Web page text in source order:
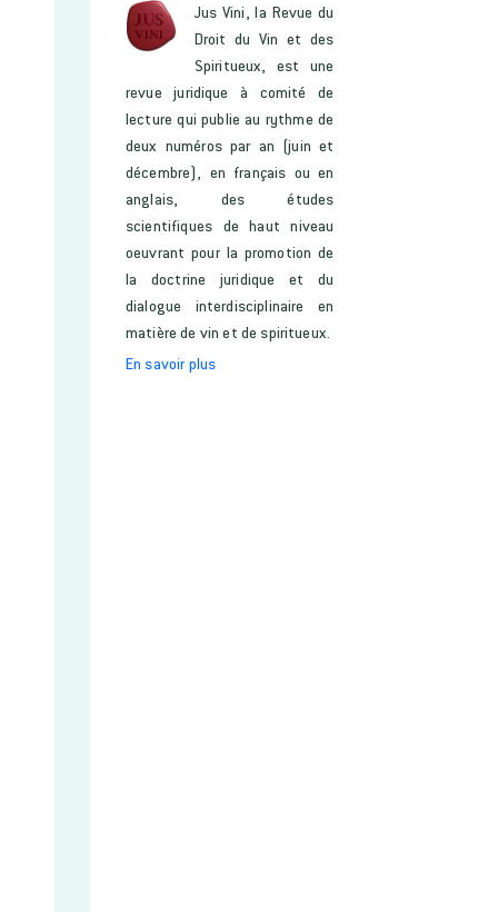
Jus Vini, la Revue du
Droit du Vin et des
Spiritueux, est une
revue juridique à comité de
lecture qui publie au rythme de
deux numéros par an (juin et
décembre), en français ou en
anglais, des études
scientifiques de haut niveau
oeuvrant pour la promotion de
la doctrine juridique et du
dialogue interdisciplinaire en
matière de vin et de spiritueux.
En savoir plus